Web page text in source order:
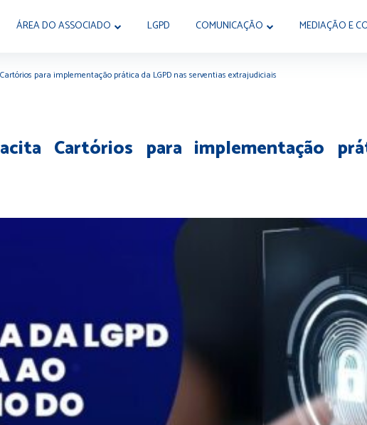
ÁREA DO ASSOCIADO LGPD COMUNICAÇÃO MEDIAÇÃO E
para implementação prática da LGPD nas serventias extrajudiciais
Cartórios para implementação